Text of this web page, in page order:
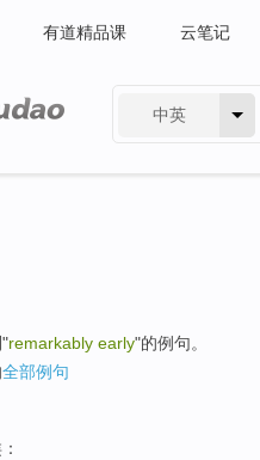
有道精品课 云笔记
中英
remarkably early"的例句。
全部例句